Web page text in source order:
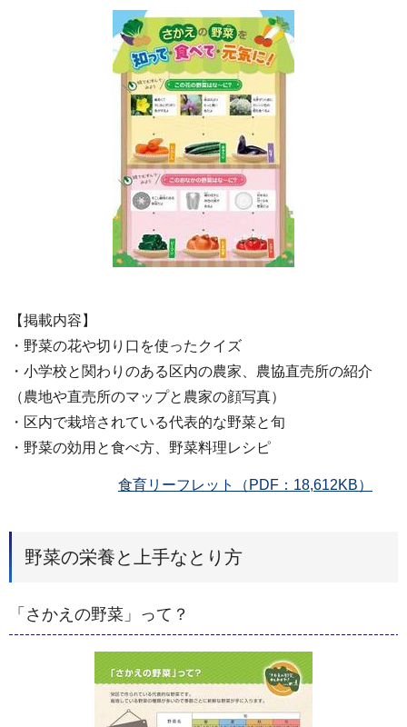
【掲載内容】
・野菜の花や切り口を使ったクイズ
・小学校と関わりのある区内の農家、農協直売所の紹介
（農地や直売所のマップと農家の顔写真）
・区内で栽培されている代表的な野菜と旬
・野菜の効用と食べ方、野菜料理レシピ
食育リーフレット（PDF：18,612KB）
野菜の栄養と上手なとり方
「さかえの野菜」って？